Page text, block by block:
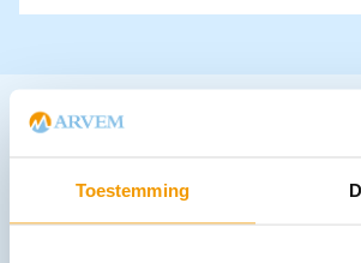
Toestemming
Andere producten in
categorie: